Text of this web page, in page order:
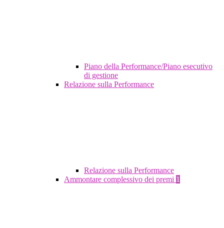
Piano della Performance/Piano esecutivo
di gestione
Relazione sulla Performance
Relazione sulla Performance
Ammontare complessivo dei premi 1